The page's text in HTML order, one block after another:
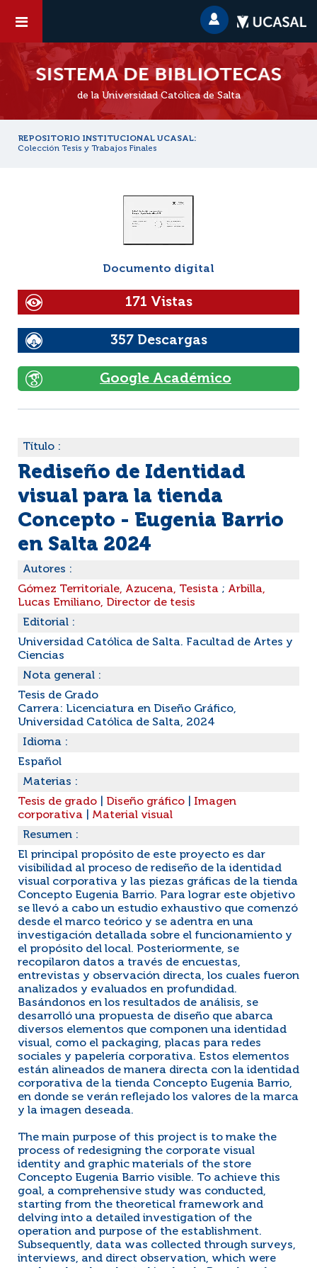
de la Universidad Católica de Salta
REPOSITORIO INSTITUCIONAL UCASAL:
Colección Tesis y Trabajos Finales
Documento digital
171 Vistas
357 Descargas
Google Académico
Título :
Rediseño de Identidad
visual para la tienda
Concepto - Eugenia Barrio
en Salta 2024
Autores :
Gómez Territoriale, Azucena, Tesista ; Arbilla,
Lucas Emiliano, Director de tesis
Editorial :
Universidad Católica de Salta. Facultad de Artes y
Ciencias
Nota general :
Tesis de Grado
Carrera: Licenciatura en Diseño Gráfico,
Universidad Católica de Salta, 2024
Idioma :
Español
Materias :
Tesis de grado
Diseño gráfico
Imagen
corporativa
Material visual
Resumen :
El principal propósito de este proyecto es dar
visibilidad al proceso de rediseño de la identidad
visual corporativa y las piezas gráficas de la tienda
Concepto Eugenia Barrio. Para lograr este objetivo
se llevó a cabo un estudio exhaustivo que comenzó
desde el marco teórico y se adentra en una
investigación detallada sobre el funcionamiento y
el propósito del local. Posteriormente, se
recopilaron datos a través de encuestas,
entrevistas y observación directa, los cuales fueron
analizados y evaluados en profundidad.
Basándonos en los resultados de análisis, se
desarrolló una propuesta de diseño que abarca
diversos elementos que componen una identidad
visual, como el packaging, placas para redes
sociales y papelería corporativa. Estos elementos
están alineados de manera directa con la identidad
corporativa de la tienda Concepto Eugenia Barrio,
en donde se verán reflejado los valores de la marca
y la imagen deseada.
The main purpose of this project is to make the
process of redesigning the corporate visual
identity and graphic materials of the store
Concepto Eugenia Barrio visible. To achieve this
goal, a comprehensive study was conducted,
starting from the theoretical framework and
delving into a detailed investigation of the
operation and purpose of the establishment.
Subsequently, data was collected through surveys,
interviews, and direct observation, which were